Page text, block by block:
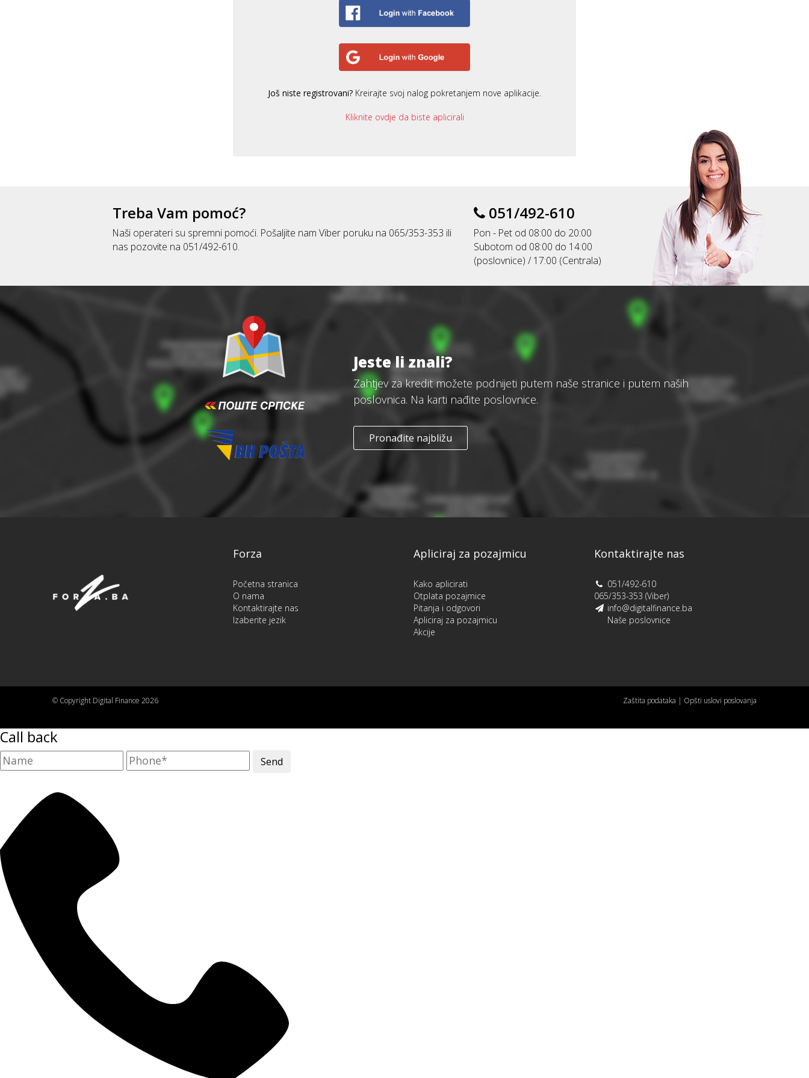
Još niste registrovani? Kreirajte svoj nalog pokretanjem nove aplikacije.
Kliknite ovdje da biste aplicirali
Treba Vam pomoć?
Naši operateri su spremni pomoći. Pošaljite nam Viber poruku na 065/353-353 ili
nas pozovite na 051/492-610.
051/492-610
Pon - Pet od 08:00 do 20:00
Subotom od 08:00 do 14:00
(poslovnice) / 17:00 (Centrala)
Jeste li znali?
Zahtjev za kredit možete podnijeti putem naše stranice i putem naših
poslovnica. Na karti nađite poslovnice.
Pronađite najbližu
Forza
Početna stranica
O nama
Kontaktirajte nas
Izaberite jezik
Apliciraj za pozajmicu
Kako aplicirati
Otplata pozajmice
Pitanja i odgovori
Apliciraj za pozajmicu
Akcije
Kontaktirajte nas
051/492-610
065/353-353 (Viber)
info@digitalfinance.ba
Naše poslovnice
© Copyright Digital Finance 2026 Zaštita podataka | Opšti uslovi poslovanja
Call back
Send